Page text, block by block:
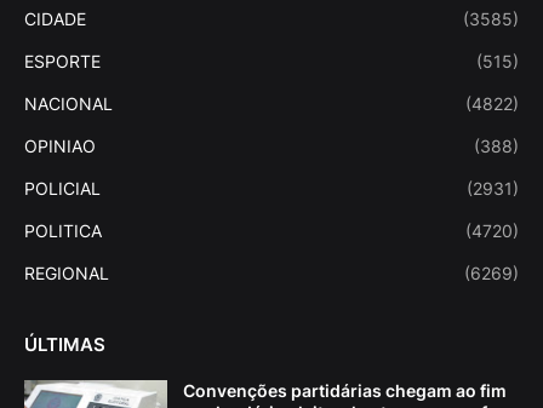
CIDADE (3585)
ESPORTE (515)
NACIONAL (4822)
OPINIAO (388)
POLICIAL (2931)
POLITICA (4720)
REGIONAL (6269)
ÚLTIMAS
Convenções partidárias chegam ao fim